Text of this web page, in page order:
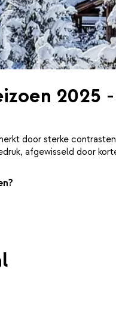
2025
door sterke
afgewisseld door